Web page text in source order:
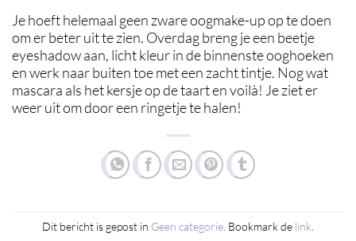
Je hoeft helemaal geen zware oogmake-up op te doen
om er beter uit te zien. Overdag breng je een beetje
eyeshadow aan, licht kleur in de binnenste ooghoeken
en werk naar buiten toe met een zacht tintje. Nog wat
mascara als het kersje op de taart en voilà! Je ziet er
weer uit om door een ringetje te halen!
Dit bericht is gepost in Geen categorie . Bookmark de link